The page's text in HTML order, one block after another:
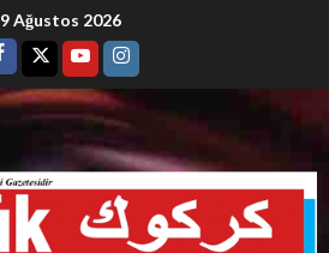
9 Ağustos 2026